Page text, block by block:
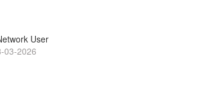
User
03-2026